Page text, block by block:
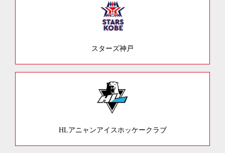
スターズ神戸
HLアニャンアイスホッケークラブ